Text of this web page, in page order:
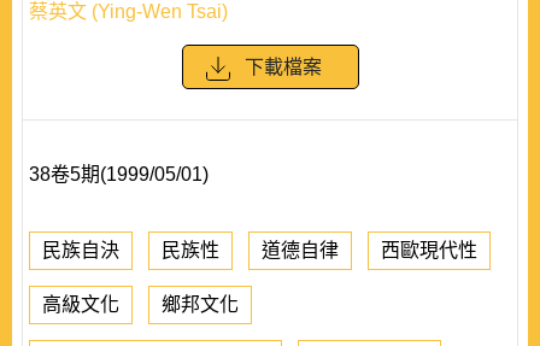
蔡英文 (Ying-Wen Tsai)
下載檔案
38卷5期(1999/05/01)
民族自決 民族性 道德自律 西歐現代性
高級文化 鄉邦文化